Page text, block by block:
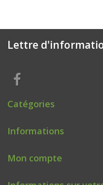
Lettre
Catégories
Informations
Mon compte